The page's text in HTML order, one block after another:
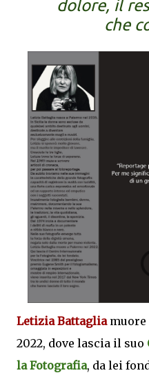
dolore, il
che
Letizia Battagliamuore
2022, dove lascia il suo
la Fotografia, da lei